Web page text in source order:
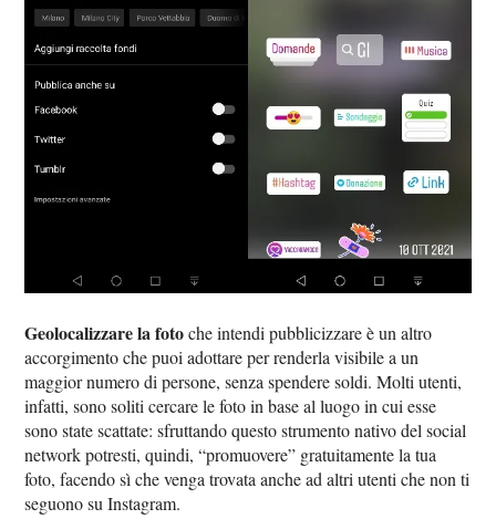
Geolocalizzare la fotoche intendi pubblicizzare è un altro
accorgimento che puoi adottare per renderla visibile a un
maggior numero di persone, senza spendere soldi. Molti utenti,
infatti, sono soliti cercare le foto in base al luogo in cui esse
sono state scattate: sfruttando questo strumento nativo del social
network potresti, quindi, “promuovere” gratuitamente la tua
foto, facendo sì che venga trovata anche ad altri utenti che non ti
seguono su Instagram.